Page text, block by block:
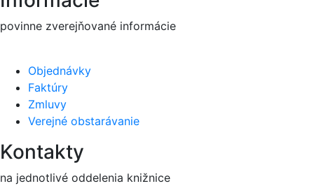
povinne zverejňované informácie
Objednávky
Faktúry
Zmluvy
Verejné obstarávanie
Kontakty
na jednotlivé oddelenia knižnice